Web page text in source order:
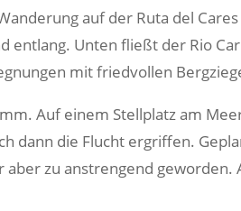
auf der Ruta del
entlang. Unten fließt der Rio
mit friedvollen
Auf einem Stellplatz am
dann die Flucht ergriffen.
zu anstrengend geworden.